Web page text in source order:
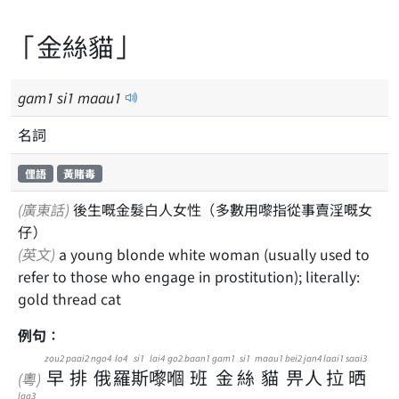
「金絲貓」
gam1 si1 maau1
名詞
俚語 黃賭毒
(廣東話)
仔）
(英文)
refer to those who engage in prostitution); literally:
gold thread cat
例句：
(粵) 早
zou2
排
paai2
俄
ngo4
羅
lo4
斯
si1
嚟
lai4
嗰
go2
班
baan1
金
gam1
絲
si1
貓
maau1
畀
bei2
人
jan4
拉
laai1
晒
saai3
laa3